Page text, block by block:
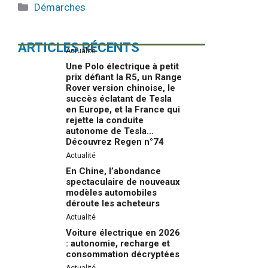
Catégories
Démarches
ARTICLES RÉCENTS
Actualité
Une Polo électrique à petit
prix défiant la R5, un Range
Rover version chinoise, le
succès éclatant de Tesla
en Europe, et la France qui
rejette la conduite
autonome de Tesla…
Découvrez Regen n°74
Actualité
En Chine, l’abondance
spectaculaire de nouveaux
modèles automobiles
déroute les acheteurs
Actualité
Voiture électrique en 2026
: autonomie, recharge et
consommation décryptées